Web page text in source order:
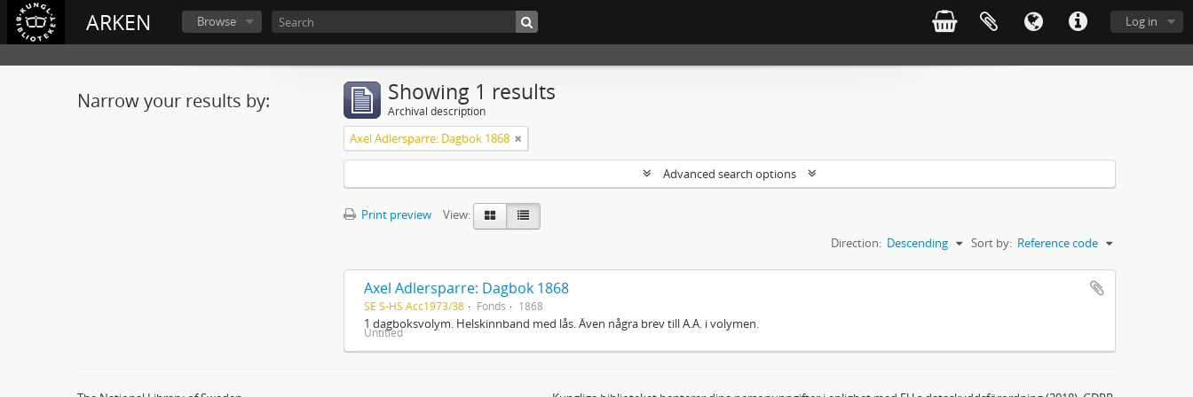
ARKEN Log in
Browse
Narrow your results by: Showing 1 results
Archival description
Axel Adlersparre: Dagbok 1868
Advanced search options
Print preview
View:
Sort by: Reference code
Direction: Descending
Axel Adlersparre: Dagbok 1868
SE S-HS Acc1973/38 Fonds 1868
1 dagboksvolym. Helskinnband med lås. Även några brev till A.A. i volymen.
Untitled